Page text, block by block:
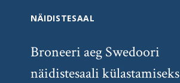
NÄIDISTESAAL
Broneeri aeg Swedoori
näidistesaali külastamiseks